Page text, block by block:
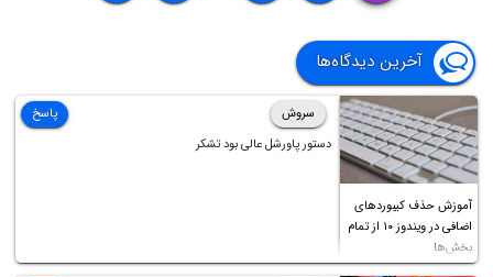
آخرین دیدگاه‌ها
آموزش حذف کیبوردهای
اضافی در ویندوز ۱۰ از تمام
بخش‌ها
سروش
دستور پاورشل عالی بود تشکر
پاسخ